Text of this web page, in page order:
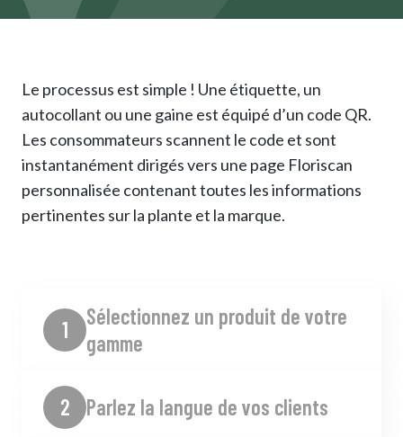
Le processus est simple ! Une étiquette, un
autocollant ou une gaine est équipé d’un code QR.
Les consommateurs scannent le code et sont
instantanément dirigés vers une page Floriscan
personnalisée contenant toutes les informations
pertinentes sur la plante et la marque.
1
Sélectionnez un produit de votre
gamme
2 Parlez la langue de vos clients